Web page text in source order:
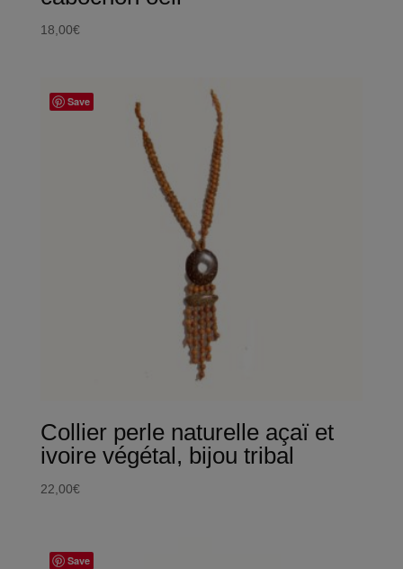
18,00€
Save
Collier perle naturelle açaï et
ivoire végétal, bijou tribal
22,00€
Save